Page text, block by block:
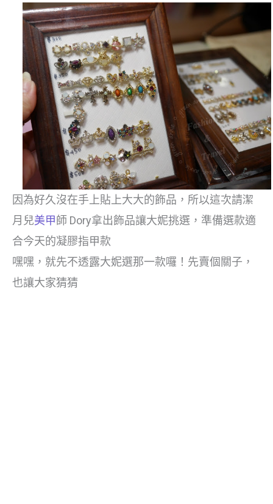
因為好久沒在手上貼上大大的飾品，所以這次請潔
月兒美甲師 Dory拿出飾品讓大妮挑選，準備選款適
合今天的凝膠指甲款
嘿嘿，就先不透露大妮選那一款囉！先賣個關子，
也讓大家猜猜